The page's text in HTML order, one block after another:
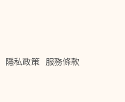
隱私政策 服務條款